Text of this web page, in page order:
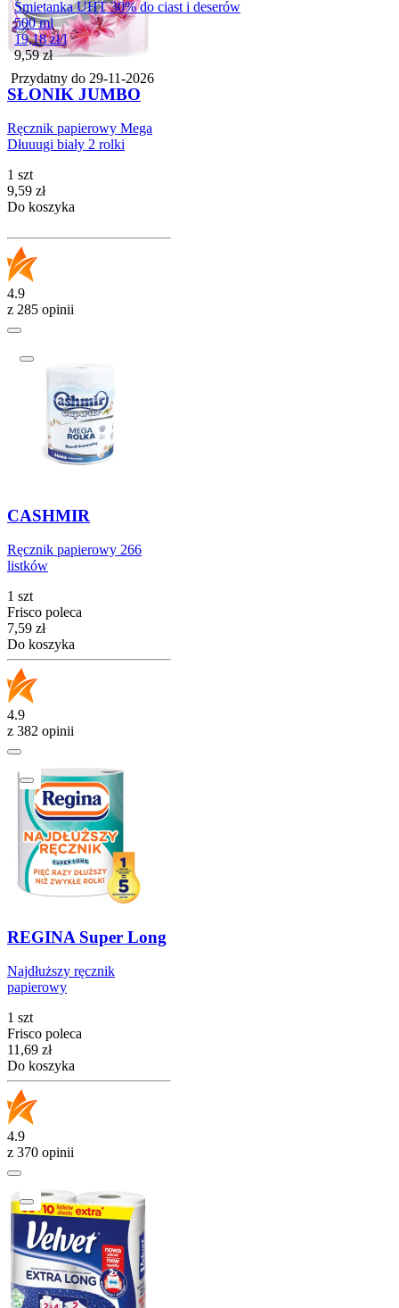
Śmietanka UHT 30% do ciast i deserów
500 ml
19,18 zł/l
Cena
9,59 zł
Przydatny do 29-11-2026
SŁONIK JUMBO
Ręcznik papierowy Mega
Dłuuugi biały 2 rolki
1 szt
Cena
9,59 zł
Do koszyka
4.9
z 285 opinii
CASHMIR
Ręcznik papierowy 266
listków
1 szt
Frisco poleca
Cena
7,59 zł
Do koszyka
4.9
z 382 opinii
REGINA Super Long
Najdłuższy ręcznik
papierowy
1 szt
Frisco poleca
Cena
11,69 zł
Do koszyka
4.9
z 370 opinii